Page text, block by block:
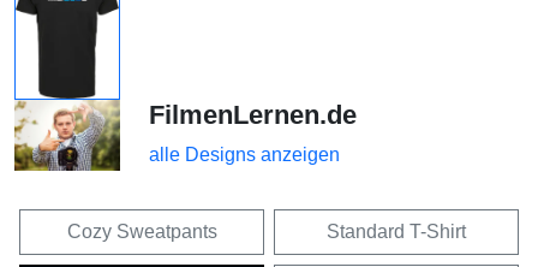
FilmenLernen.de
alle Designs anzeigen
Cozy Sweatpants Standard T-Shirt